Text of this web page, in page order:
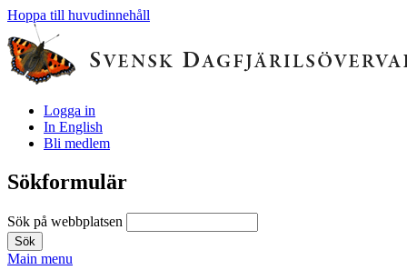
Hoppa till huvudinnehåll
Logga in
In English
Bli medlem
Sökformulär
Sök på webbplatsen
Main menu